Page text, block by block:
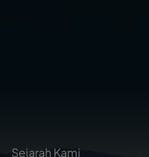
Sejarah Kami